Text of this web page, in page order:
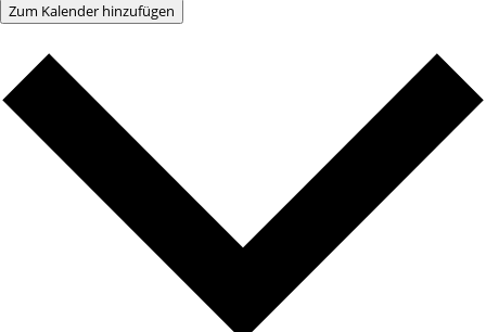
Zum Kalender hinzufügen